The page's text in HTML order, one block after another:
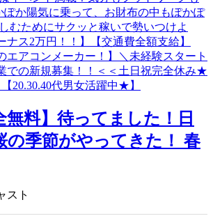
無料】待ってました！日
の季節がやってきた！ 春
スト